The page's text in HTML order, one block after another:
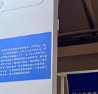
1M